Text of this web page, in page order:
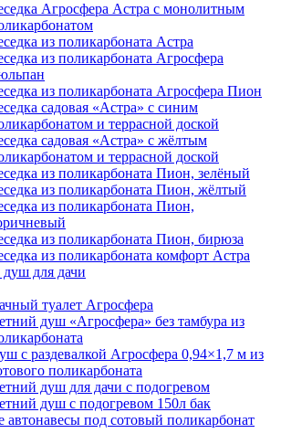
Агросфера Астра с монолитным
из поликарбоната Астра
из поликарбоната Агросфера
из поликарбоната Агросфера Пион
садовая «Астра» с синим
и террасной доской
садовая «Астра» с жёлтым
и террасной доской
из поликарбоната Пион, зелёный
из поликарбоната Пион, жёлтый
из поликарбоната Пион,
из поликарбоната Пион, бирюза
из поликарбоната комфорт Астра
для дачи
туалет Агросфера
душ «Агросфера» без тамбура из
с раздевалкой Агросфера 0,94×1,7 м из
поликарбоната
душ для дачи с подогревом
душ с подогревом 150л бак
автонавесы под сотовый поликарбонат